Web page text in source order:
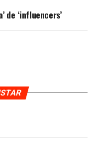
de ‘influencers’